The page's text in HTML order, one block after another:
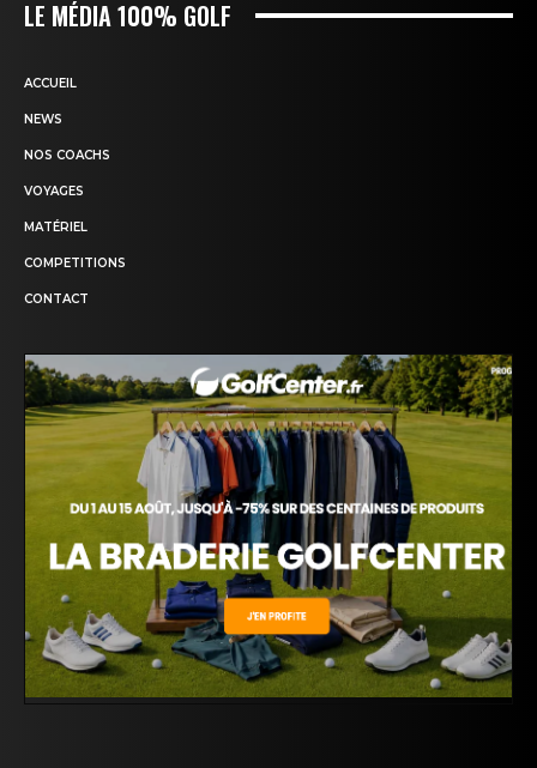
LE MÉDIA 100% GOLF
ACCUEIL
NEWS
NOS COACHS
VOYAGES
MATÉRIEL
COMPETITIONS
CONTACT